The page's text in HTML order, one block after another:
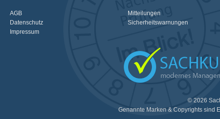
AGB
Datenschutz
Impressum
Mitteilungen
Sicherheitswarnungen
© 2026
Genannte Marken & Copyrights sind